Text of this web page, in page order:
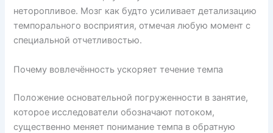
неторопливое. Мозг как будто усиливает детализацию
темпорального восприятия, отмечая любую момент с
специальной отчетливостью.
Почему вовлечённость ускоряет течение темпа
Положение основательной погруженности в занятие,
которое исследователи обозначают потоком,
существенно меняет понимание темпа в обратную